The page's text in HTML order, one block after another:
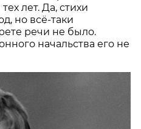
лет. Да, стихи
но всё-таки
речи не было.
началь­ства его не